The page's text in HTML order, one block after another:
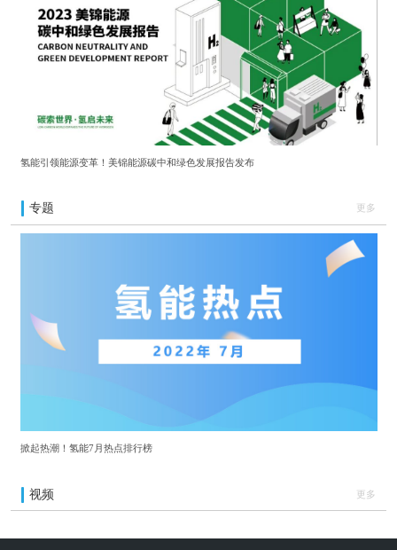
氢能引领能源变革！美锦能源碳中和绿色发展报告发布
专题 更多
掀起热潮！氢能7月热点排行榜
视频 更多